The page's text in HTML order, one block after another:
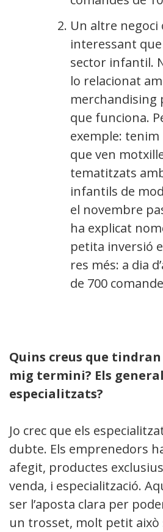
Un altre negoci
interessant
sector infantil.
lo relacionat
merchandising
que funciona.
exemple: tenim
que ven
tematitzats
infantils de
el novembre
ha explicat
petita inversió
res més: a dia
de 700
Quins creus que tindran
mig termini? Els
especialitzats?
Jo crec que els
dubte. Els emprenedors
afegit, productes
venda, i especialització.
ser l’aposta clara per
un trosset, molt petit això